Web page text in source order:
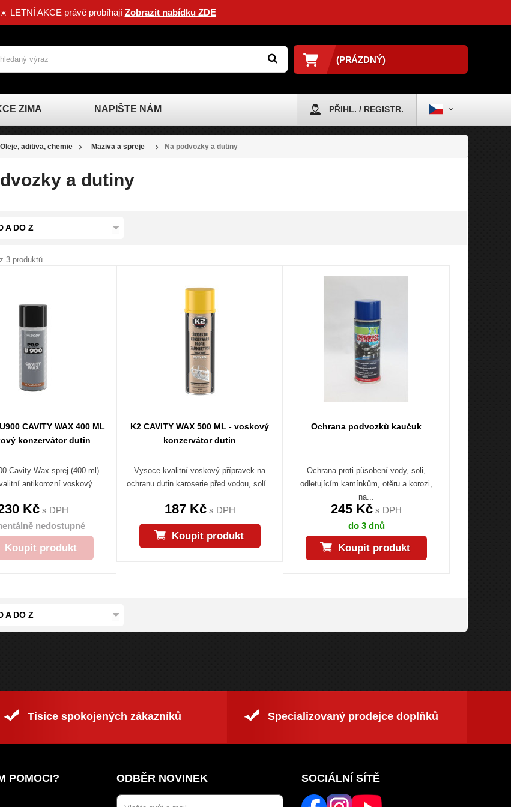
☀️ LETNÍ AKCE právě probíhají Zobrazit nabídku ZDE
(PRÁZDNÝ)
ZIMA NAPIŠTE NÁM PŘIHL. / REGISTR.
Oleje, aditiva, chemie Maziva a spreje Na podvozky a dutiny
a dutiny
A DO Z
3 produktů
CAVITY WAX 400 ML
konzervátor dutin
Cavity Wax sprej (400 ml) –
antikorozní voskový...
Kč s DPH
nedostupné
Koupit produkt
K2 CAVITY WAX 500 ML - voskový
konzervátor dutin
Vysoce kvalitní voskový přípravek na
ochranu dutin karoserie před vodou, solí...
187 Kčs DPH
Koupit produkt
Ochrana podvozků kaučuk
Ochrana proti působení vody, soli,
odletujícím kamínkům, otěru a korozi,
na...
245 Kč s DPH
do 3 dnů
Koupit produkt
A DO Z
Tisíce spokojených zákazníků Specializovaný prodejce doplňků
POMOCI? ODBĚR NOVINEK SOCIÁLNÍ SÍTĚ